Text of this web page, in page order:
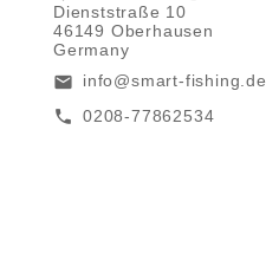
Dienststraße 10
46149 Oberhausen
Germany
email info@smart-fishing.de
call 0208-77862534